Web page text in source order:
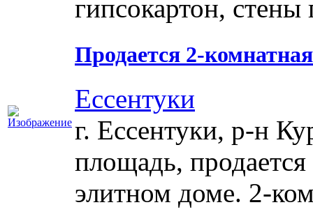
гипсокартон, стены
Продается 2-
Ессентуки
г. Ессентуки, р-н
площадь,
элитном доме. 2-